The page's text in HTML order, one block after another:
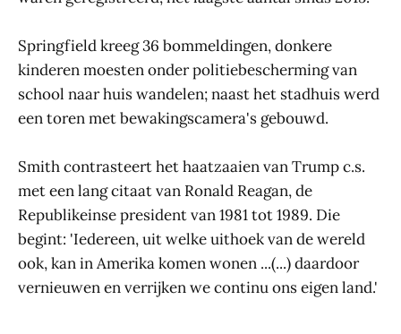
Springfield kreeg 36 bommeldingen, donkere
kinderen moesten onder politiebescherming van
school naar huis wandelen; naast het stadhuis werd
een toren met bewakingscamera's gebouwd.
Smith contrasteert het haatzaaien van Trump c.s.
met een lang citaat van Ronald Reagan, de
Republikeinse president van 1981 tot 1989. Die
begint: 'Iedereen, uit welke uithoek van de wereld
ook, kan in Amerika komen wonen ...(...) daardoor
vernieuwen en verrijken we continu ons eigen land.'